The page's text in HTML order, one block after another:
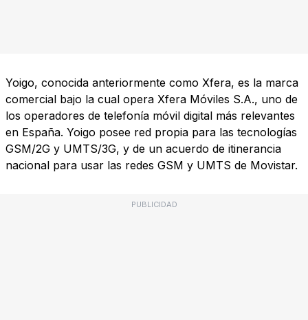
Yoigo, conocida anteriormente como Xfera, es la marca
comercial bajo la cual opera Xfera Móviles S.A., uno de
los operadores de telefonía móvil digital más relevantes
en España. Yoigo posee red propia para las tecnologías
GSM/2G y UMTS/3G, y de un acuerdo de itinerancia
nacional para usar las redes GSM y UMTS de Movistar.
PUBLICIDAD